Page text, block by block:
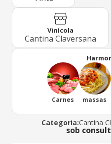
Vinícola
Cantina Claversana
Carnes massas
Categoria:Cantina
sob